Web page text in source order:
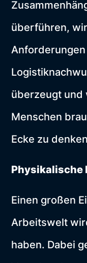
überführen,
überzeugt und
Menschen
Ecke zu
Physikalische
Einen großen
Arbeitswelt
haben. Dabei